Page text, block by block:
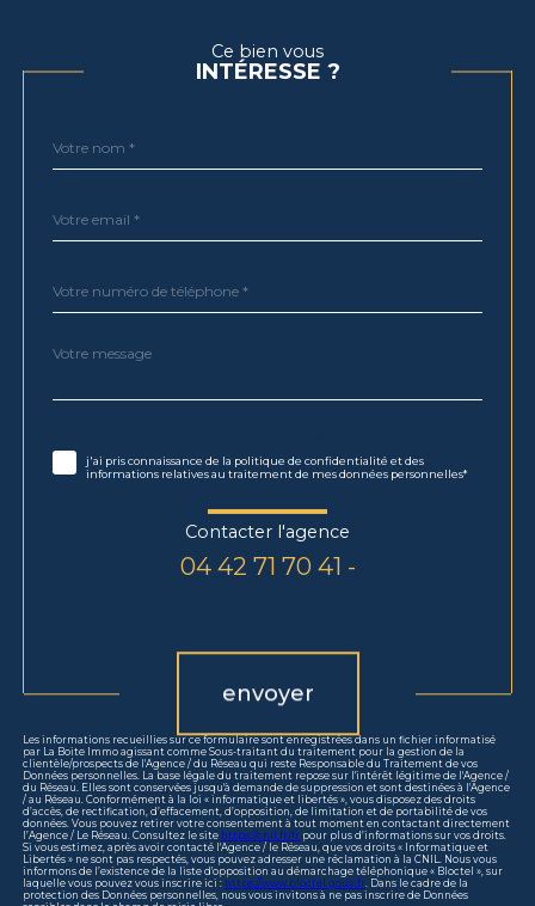
Ce bien vous
INTÉRESSE ?
par
*
*
*
Fieldset
Message
*
j'ai pris connaissance de la politique de confidentialité et des
informations relatives au traitement de mes données personnelles*
Contacter l'agence
04 42 71 70 41 -
envoyer
Les informations recueillies sur ce formulaire sont enregistrées dans un fichier informatisé
par La Boite Immo agissant comme Sous-traitant du traitement pour la gestion de la
clientèle/prospects de l'Agence / du Réseau qui reste Responsable du Traitement de vos
Données personnelles. La base légale du traitement repose sur l'intérêt légitime de l'Agence /
du Réseau. Elles sont conservées jusqu'à demande de suppression et sont destinées à l'Agence
/ au Réseau. Conformément à la loi « informatique et libertés », vous disposez des droits
d’accès, de rectification, d’effacement, d’opposition, de limitation et de portabilité de vos
données. Vous pouvez retirer votre consentement à tout moment en contactant directement
l’Agence / Le Réseau. Consultez le site https://cnil.fr/fr pour plus d’informations sur vos droits.
Si vous estimez, après avoir contacté l'Agence / le Réseau, que vos droits « Informatique et
Libertés » ne sont pas respectés, vous pouvez adresser une réclamation à la CNIL. Nous vous
informons de l’existence de la liste d'opposition au démarchage téléphonique « Bloctel », sur
laquelle vous pouvez vous inscrire ici : https://www.bloctel.gouv.fr . Dans le cadre de la
protection des Données personnelles, nous vous invitons à ne pas inscrire de Données